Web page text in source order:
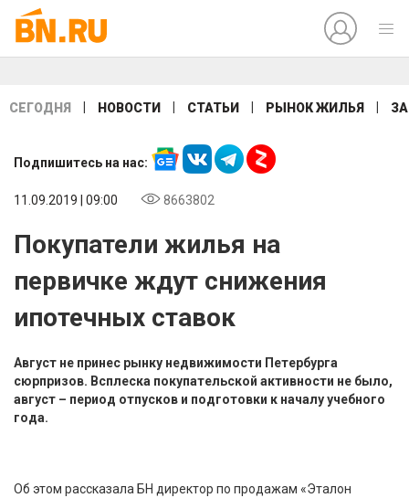
СЕГОДНЯ НОВОСТИ СТАТЬИ РЫНОК ЖИЛЬЯ
Подпишитесь на нас:
11.09.2019 | 09:00 8663802
Покупатели жилья на
первичке ждут снижения
ипотечных ставок
Август не принес рынку недвижимости Петербурга
сюрпризов. Всплеска покупательской активности не было,
август – период отпусков и подготовки к началу учебного
года.
Об этом рассказала БН директор по продажам «Эталон